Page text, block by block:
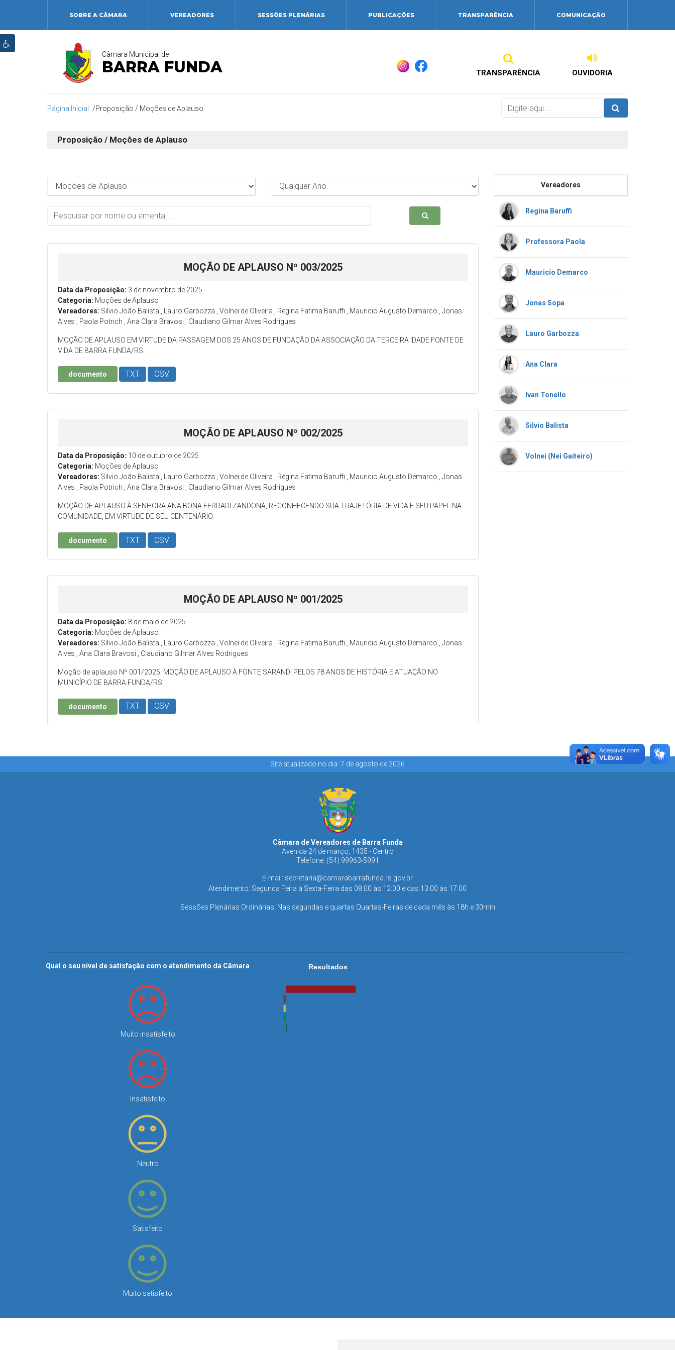
SOBRE A CÂMARA VEREADORES SESSÕES PLENÁRIAS PUBLICAÇÕES TRANSPARÊNCIA COMUNICAÇÃO
Câmara Municipal de
BARRA FUNDA TRANSPARÊNCIA OUVIDORIA
Página Inicial Proposição / Moções de Aplauso
Proposição / Moções de Aplauso
MOÇÃO DE APLAUSO Nº 003/2025
Data da Proposição: 3 de novembro de 2025
Categoria: Moções de Aplauso
Vereadores: Silvio João Balista , Lauro Garbozza , Volnei de Oliveira , Regina Fatima Baruffi , Mauricio Augusto Demarco , Jonas
Alves , Paola Potrich , Ana Clara Bravosi , Claudiano Gilmar Alves Rodrigues
MOÇÃO DE APLAUSO EM VIRTUDE DA PASSAGEM DOS 25 ANOS DE FUNDAÇÃO DA ASSOCIAÇÃO DA TERCEIRA IDADE FONTE DE
VIDA DE BARRA FUNDA/RS.
documento TXT CSV
MOÇÃO DE APLAUSO Nº 002/2025
Data da Proposição: 10 de outubro de 2025
Categoria: Moções de Aplauso
Vereadores: Silvio João Balista , Lauro Garbozza , Volnei de Oliveira , Regina Fatima Baruffi , Mauricio Augusto Demarco , Jonas
Alves , Paola Potrich , Ana Clara Bravosi , Claudiano Gilmar Alves Rodrigues
MOÇÃO DE APLAUSO À SENHORA ANA BONA FERRARI ZANDONÁ, RECONHECENDO SUA TRAJETÓRIA DE VIDA E SEU PAPEL NA
COMUNIDADE, EM VIRTUDE DE SEU CENTENÁRIO.
documento TXT CSV
MOÇÃO DE APLAUSO Nº 001/2025
Data da Proposição: 8 de maio de 2025
Categoria: Moções de Aplauso
Vereadores: Silvio João Balista , Lauro Garbozza , Volnei de Oliveira , Regina Fatima Baruffi , Mauricio Augusto Demarco , Jonas
Alves , Ana Clara Bravosi , Claudiano Gilmar Alves Rodrigues
Moção de aplauso Nº 001/2025. MOÇÃO DE APLAUSO À FONTE SARANDI PELOS 78 ANOS DE HISTÓRIA E ATUAÇÃO NO
MUNICÍPIO DE BARRA FUNDA/RS.
documento TXT CSV
Vereadores
Regina Baruffi
Professora Paola
Mauricio Demarco
Jonas Sopa
Lauro Garbozza
Ana Clara
Ivan Tonello
Silvio Balista
Volnei (Nei Gaiteiro)
Site atualizado no dia: 7 de agosto de 2026
Câmara de Vereadores de Barra Funda
Avenida 24 de março, 1435 - Centro
Telefone: (54) 99963-5991
E-mail: secretaria@camarabarrafunda.rs.gov.br
Atendimento: Segunda Feira à Sexta-Feira das 08:00 às 12:00 e das 13:00 às 17:00
Sessões Plenárias Ordinárias: Nas segundas e quartas Quartas-Feiras de cada mês às 18h e 30min
Qual o seu nível de satisfação com o atendimento da Câmara
Muito insatisfeito
Insatisfeito
Neutro
Satisfeito
Muito satisfeito
Resultados